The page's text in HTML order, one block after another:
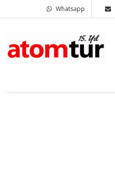
Whatsapp